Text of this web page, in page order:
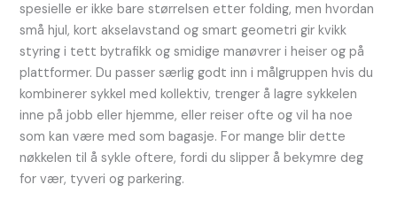
spesielle er ikke bare størrelsen etter folding, men hvordan
små hjul, kort akselavstand og smart geometri gir kvikk
styring i tett bytrafikk og smidige manøvrer i heiser og på
plattformer. Du passer særlig godt inn i målgruppen hvis du
kombinerer sykkel med kollektiv, trenger å lagre sykkelen
inne på jobb eller hjemme, eller reiser ofte og vil ha noe
som kan være med som bagasje. For mange blir dette
nøkkelen til å sykle oftere, fordi du slipper å bekymre deg
for vær, tyveri og parkering.